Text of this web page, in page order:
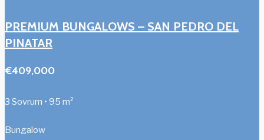
PREMIUM BUNGALOWS – SAN PEDRO DEL
PINATAR
€409,000
3 Sovrum • 95 m²
Bungalow